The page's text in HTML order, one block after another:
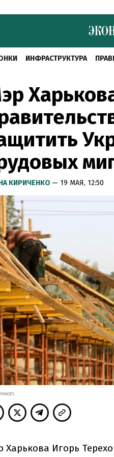
ИНФРАСТРУКТУРА
КИРИЧЕНКО — 19 МАЯ, 12:50
Харькова Игорь